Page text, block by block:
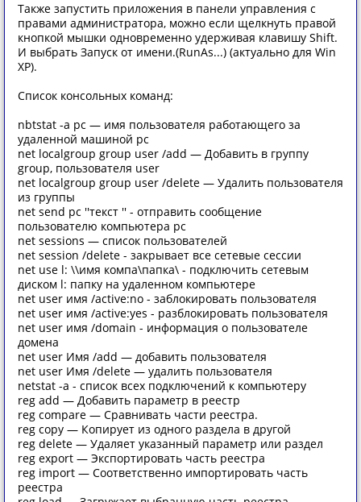
Также запустить приложения в панели управления с
правами администратора, можно если щелкнуть правой
кнопкой мышки одновременно удерживая клавишу Shift.
И выбрать Запуск от имени.(RunAs...) (актуально для Win
XP).
Список консольных команд:
nbtstat -a pc — имя пользователя работающего за
удаленной машиной pc
net localgroup group user /add — Добавить в группу
group, пользователя user
net localgroup group user /delete — Удалить пользователя
из группы
net send pc ''текст '' - отправить сообщение
пользователю компьютера pc
net sessions — список пользователей
net session /delete - закрывает все сетевые сессии
net use l: \\имя компа\папка\ - подключить сетевым
диском l: папку на удаленном компьютере
net user имя /active:no - заблокировать пользователя
net user имя /active:yes - разблокировать пользователя
net user имя /domain - информация о пользователе
домена
net user Имя /add — добавить пользователя
net user Имя /delete — удалить пользователя
netstat -a - список всех подключений к компьютеру
reg add — Добавить параметр в реестр
reg compare — Сравнивать части реестра.
reg copy — Копирует из одного раздела в другой
reg delete — Удаляет указанный параметр или раздел
reg export — Экспортировать часть реестра
reg import — Соответственно импортировать часть
реестра